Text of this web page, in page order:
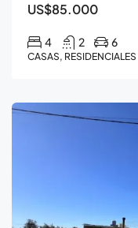
US$85.000
4 2 6
CASAS, RESIDENCIALES